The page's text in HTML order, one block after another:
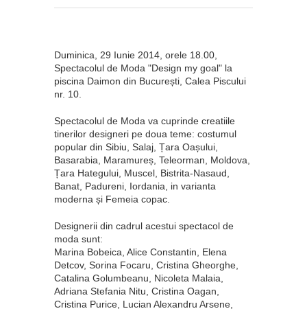
Duminica, 29 Iunie 2014, orele 18.00,
Spectacolul de Moda "Design my goal" la
piscina Daimon din București, Calea Piscului
nr. 10.
Spectacolul de Moda va cuprinde creatiile
tinerilor designeri pe doua teme: costumul
popular din Sibiu, Salaj, Țara Oașului,
Basarabia, Maramureș, Teleorman, Moldova,
Țara Hategului, Muscel, Bistrita-Nasaud,
Banat, Padureni, Iordania, in varianta
moderna și Femeia copac.
Designerii din cadrul acestui spectacol de
moda sunt:
Marina Bobeica, Alice Constantin, Elena
Detcov, Sorina Focaru, Cristina Gheorghe,
Catalina Golumbeanu, Nicoleta Malaia,
Adriana Stefania Nitu, Cristina Oagan,
Cristina Purice, Lucian Alexandru Arsene,